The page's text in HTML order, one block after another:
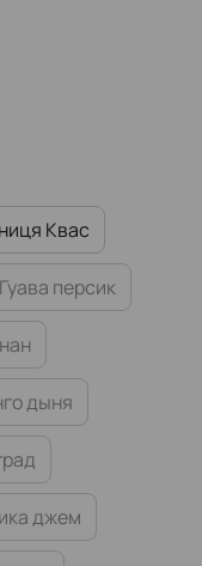
Квас
Гуава персик
дыня
джем